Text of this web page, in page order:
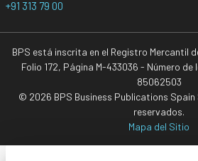
+91 313 79 00
BPS está inscrita en el Registro Mercantil
Folio 172, Página M-433036 - Número
85062503
© 2026 BPS Business Publications Spain
reservados.
Mapa del Sitio